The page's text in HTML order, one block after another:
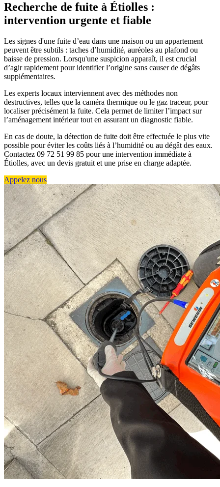
Recherche de fuite à Étiolles :
intervention urgente et fiable
Les signes d'une fuite d’eau dans une maison ou un appartement
peuvent être subtils : taches d’humidité, auréoles au plafond ou
baisse de pression. Lorsqu'une suspicion apparaît, il est crucial
d’agir rapidement pour identifier l’origine sans causer de dégâts
supplémentaires.
Les experts locaux interviennent avec des méthodes non
destructives, telles que la caméra thermique ou le gaz traceur, pour
localiser précisément la fuite. Cela permet de limiter l’impact sur
l’aménagement intérieur tout en assurant un diagnostic fiable.
En cas de doute, la détection de fuite doit être effectuée le plus vite
possible pour éviter les coûts liés à l’humidité ou au dégât des eaux.
Contactez 09 72 51 99 85 pour une intervention immédiate à
Étiolles, avec un devis gratuit et une prise en charge adaptée.
Appelez nous